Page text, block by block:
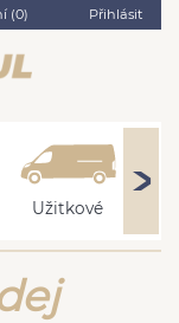
(0) Přihlásit
Užitkové